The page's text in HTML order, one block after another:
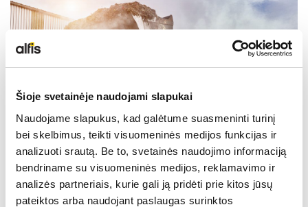
Šioje svetainėje naudojami slapukai
Naudojame slapukus, kad galėtume suasmeninti turinį
bei skelbimus, teikti visuomeninės medijos funkcijas ir
analizuoti srautą. Be to, svetainės naudojimo informaciją
bendriname su visuomeninės medijos, reklamavimo ir
analizės partneriais, kurie gali ją pridėti prie kitos jūsų
pateiktos arba naudojant paslaugas surinktos